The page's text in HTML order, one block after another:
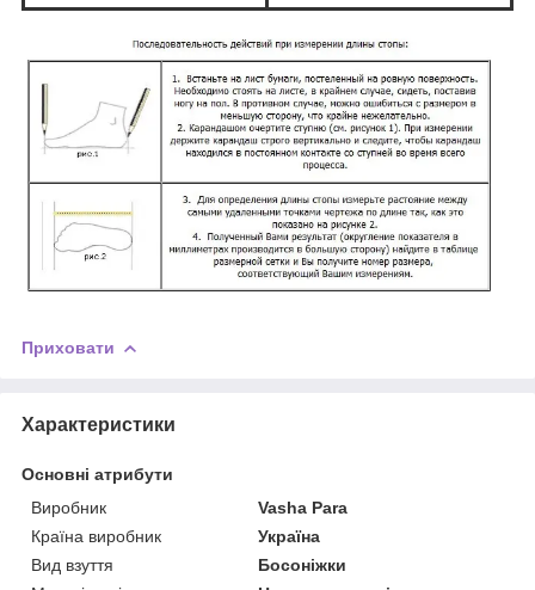
Приховати
Характеристики
Основні атрибути
Виробник
Vasha Para
Країна виробник
Україна
Вид взуття
Босоніжки